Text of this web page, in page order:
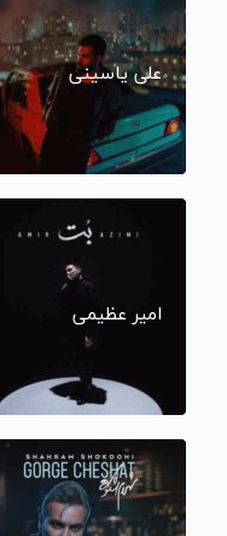
علی یاسینی
امیر عظیمی